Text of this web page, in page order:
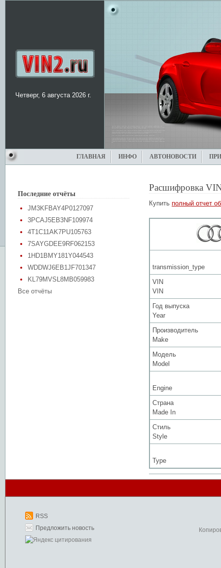
Четверг, 6 августа 2026 г.
ГЛАВНАЯ ИНФО АВТОНОВОСТИ
Последние отчёты
JM3KFBAY4P0127097
3PCAJ5EB3NF109974
4T1C11AK7PU105763
7SAYGDEE9RF062153
1HD1BMY181Y044543
WDDWJ6EB1JF701347
KL79MVSL8MB059983
Все отчёты
Расшифровка
Купить полный отчет
transmission_type
VIN
VIN
Год выпуска
Year
Производитель
Make
Модель
Model
Engine
Страна
Made In
Стиль
Style
Type
RSS
Предложить новость